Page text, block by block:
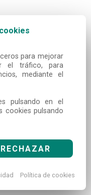
para mejorar
el tráfico, para
mediante el
pulsando en el
cookies pulsando
RECHAZAR
Política de cookies